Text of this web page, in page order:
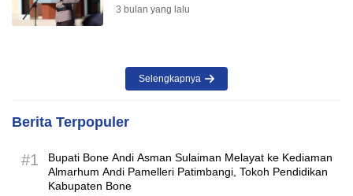
3 bulan yang lalu
Selengkapnya
Berita Terpopuler
#1
Bupati Bone Andi Asman Sulaiman Melayat ke Kediaman
Almarhum Andi Pamelleri Patimbangi, Tokoh Pendidikan
Kabupaten Bone